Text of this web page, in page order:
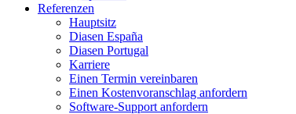
Referenzen
Hauptsitz
Diasen España
Diasen Portugal
Karriere
Einen Termin vereinbaren
Einen Kostenvoranschlag anfordern
Software-Support anfordern